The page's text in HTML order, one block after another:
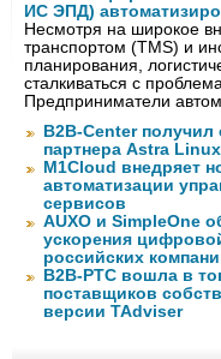
ИС ЭПД)
Несмотря на широкое
транспортом (TMS) и
планирования,
сталкиваться с
Предприниматели
B2B-Center получил
партнера Astra Linux
M1Cloud внедряет
автоматизации
сервисов
AUXO и SimpleOne
ускорения
российских
B2B-РТС вошла в
поставщиков
версии TAdviser